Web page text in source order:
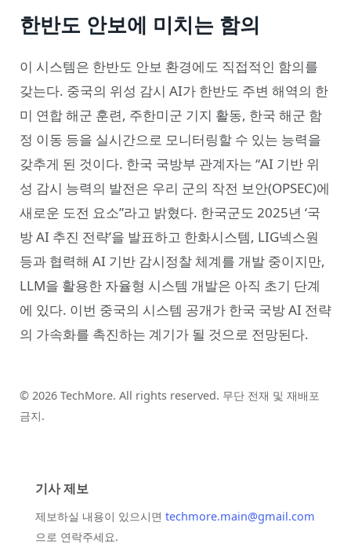
한반도 안보에 미치는 함의
이 시스템은 한반도 안보 환경에도 직접적인 함의를
갖는다. 중국의 위성 감시 AI가 한반도 주변 해역의 한
미 연합 해군 훈련, 주한미군 기지 활동, 한국 해군 함
정 이동 등을 실시간으로 모니터링할 수 있는 능력을
갖추게 된 것이다. 한국 국방부 관계자는 “AI 기반 위
성 감시 능력의 발전은 우리 군의 작전 보안(OPSEC)에
새로운 도전 요소”라고 밝혔다. 한국군도 2025년 ‘국
방 AI 추진 전략’을 발표하고 한화시스템, LIG넥스원
등과 협력해 AI 기반 감시정찰 체계를 개발 중이지만,
LLM을 활용한 자율형 시스템 개발은 아직 초기 단계
에 있다. 이번 중국의 시스템 공개가 한국 국방 AI 전략
의 가속화를 촉진하는 계기가 될 것으로 전망된다.
© 2026 TechMore. All rights reserved. 무단 전재 및 재배포
금지.
기사 제보
제보하실 내용이 있으시면 techmore.main@gmail.com
으로 연락주세요.